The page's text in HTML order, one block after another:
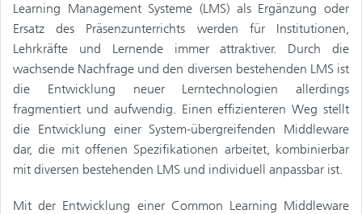
Learning Management Systeme (LMS) als Ergänzung oder
Ersatz des Präsenzunterrichts werden für Institutionen,
Lehrkräfte und Lernende immer attraktiver. Durch die
wachsende Nachfrage und den diversen bestehenden LMS ist
die Entwicklung neuer Lerntechnologien allerdings
fragmentiert und aufwendig. Einen effizienteren Weg stellt
die Entwicklung einer System-übergreifenden Middleware
dar, die mit offenen Spezifikationen arbeitet, kombinierbar
mit diversen bestehenden LMS und individuell anpassbar ist.
Mit der Entwicklung einer Common Learning Middleware